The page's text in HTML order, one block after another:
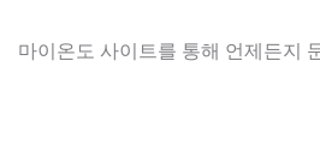
마이온도 사이트를 통해 언제든지